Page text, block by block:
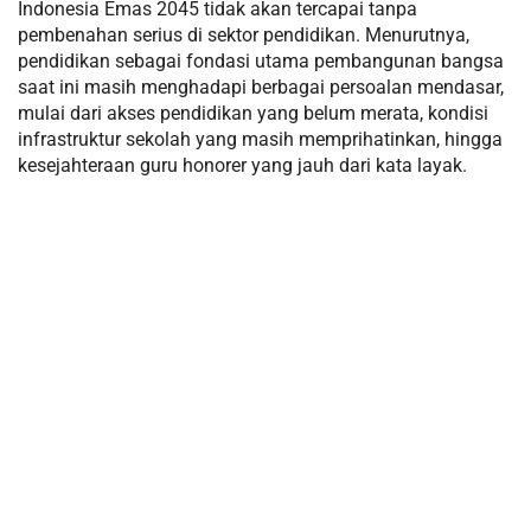
Indonesia Emas 2045 tidak akan tercapai tanpa
pembenahan serius di sektor pendidikan. Menurutnya,
pendidikan sebagai fondasi utama pembangunan bangsa
saat ini masih menghadapi berbagai persoalan mendasar,
mulai dari akses pendidikan yang belum merata, kondisi
infrastruktur sekolah yang masih memprihatinkan, hingga
kesejahteraan guru honorer yang jauh dari kata layak.